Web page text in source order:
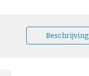
Beschrijving